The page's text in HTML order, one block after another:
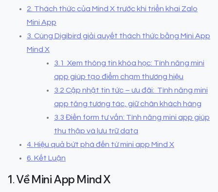
2. Thách thức của Mind X trước khi triển khai Zalo
Mini App
3. Cùng Digibird giải quyết thách thức bằng Mini App
Mind X
3.1 Xem thông tin khóa học: Tính năng mini
app giúp tạo điểm chạm thương hiệu
3.2 Cập nhật tin tức – ưu đãi: Tính năng mini
app tăng tương tác, giữ chân khách hàng
3.3 Điền form tư vấn: Tính năng mini app giúp
thu thập và lưu trữ data
4. Hiệu quả bứt phá đến từ mini app Mind X
6. Kết Luận
1.Về Mini App Mind X